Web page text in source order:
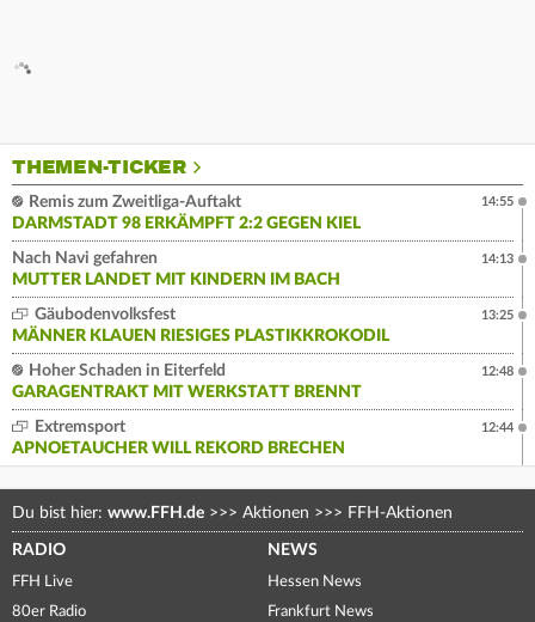
THEMEN-TICKER
Remis zum Zweitliga-Auftakt
DARMSTADT 98 ERKÄMPFT 2:2 GEGEN KIEL
14:55
Nach Navi gefahren
MUTTER LANDET MIT KINDERN IM BACH
14:13
Gäubodenvolksfest
MÄNNER KLAUEN RIESIGES PLASTIKKROKODIL
13:25
Hoher Schaden in Eiterfeld
GARAGENTRAKT MIT WERKSTATT BRENNT
12:48
Extremsport
APNOETAUCHER WILL REKORD BRECHEN
12:44
Du bist hier: www.FFH.de >>> Aktionen >>> FFH-Aktionen
RADIO
FFH Live
80er Radio
NEWS
Hessen News
Frankfurt News